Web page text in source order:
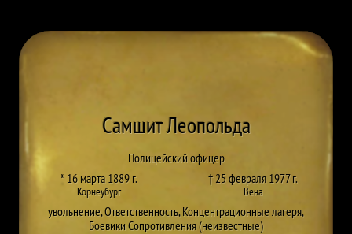
Самшит Леопольда
Полицейский офицер
* 16 марта 1889 г.
Корнеубург
† 25 февраля 1977 г.
Вена
увольнение,Ответственность,Концентрационные лагеря,
Боевики Сопротивления (неизвестные)